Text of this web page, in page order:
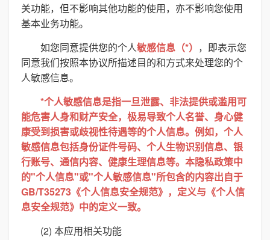
关功能，但不影响其他功能的使用，亦不影响您使用
基本业务功能。
如您同意提供您的个人敏感信息（*） ，即表示您
同意我们按照本协议所描述目的和方式来处理您的个
人敏感信息。
*个人敏感信息是指一旦泄露、非法提供或滥用可
能危害人身和财产安全，极易导致个人名誉、身心健
康受到损害或歧视性待遇等的个人信息。例如，个人
敏感信息包括身份证件号码、个人生物识别信息、银
行账号、通信内容、健康生理信息等。本隐私政策中
的"个人信息"或"个人敏感信息"所包含的内容出自于
GB/T35273《个人信息安全规范》，定义与《个人信
息安全规范》中的定义一致。
(2) 本应用相关功能